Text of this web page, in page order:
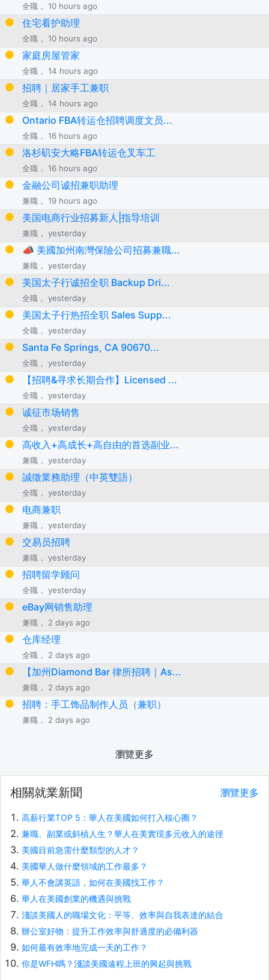
全職， 10 hours ago
住宅看护助理
全職， 10 hours ago
家庭房屋管家
全職， 14 hours ago
招聘｜居家手工兼职
全職， 14 hours ago
Ontario FBA转运仓招聘调度文员...
全職， 16 hours ago
洛杉矶安大略FBA转运仓叉车工
全職， 16 hours ago
金融公司诚招兼职助理
兼職， 19 hours ago
美国电商行业招募新人|指导培训
兼職， yesterday
📣 美國加州南灣保險公司招募兼職...
兼職， yesterday
美国太子行诚招全职 Backup Dri...
全職， yesterday
美国太子行热招全职 Sales Supp...
全職， yesterday
Santa Fe Springs, CA 90670...
全職， yesterday
【招聘&寻求长期合作】Licensed ...
全職， yesterday
诚征市场销售
全職， yesterday
高收入+高成长+高自由的首选副业...
兼職， yesterday
誠徵業務助理（中英雙語）
全職， yesterday
电商兼职
兼職， yesterday
交易员招聘
兼職， yesterday
招聘留学顾问
全職， yesterday
eBay网销售助理
兼職， 2 days ago
仓库经理
全職， 2 days ago
【加州Diamond Bar 律所招聘｜As...
兼職， 2 days ago
招聘：手工饰品制作人员（兼职）
兼職， 2 days ago
瀏覽更多
相關就業新聞 瀏覽更多
高薪行業TOP 5：華人在美國如何打入核心圈？
兼職、副業或斜槓人生？華人在美實現多元收入的途徑
美國目前急需什麼類型的人才？
美國華人做什麼領域的工作最多？
華人不會講英語，如何在美國找工作？
華人在美國創業的機遇與挑戰
淺談美國人的職場文化：平等、效率與自我表達的結合
辦公室好物：提升工作效率與舒適度的必備利器
如何最有效率地完成一天的工作？
你是WFH嗎？淺談美國遠程上班的興起與挑戰